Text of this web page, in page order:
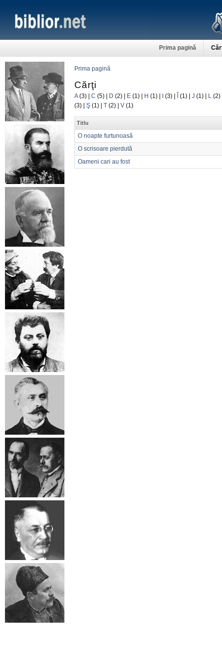
Prima pagină
Prima pagină
Cărţi
A(3) C (5) D (2) E (1) H (1) (3) (1) J (1) L (2)
(3)
Ş (1) T (2) V (1)
Titlu
O noapte furtunoasă
O scrisoare pierdută
Oameni cari au fost